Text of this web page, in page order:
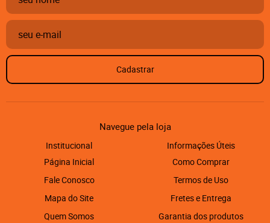
Cadastrar
Navegue pela loja
Institucional
Página Inicial
Fale Conosco
Mapa do Site
Quem Somos
Informações Úteis
Como Comprar
Termos de Uso
Fretes e Entrega
Garantia dos produtos